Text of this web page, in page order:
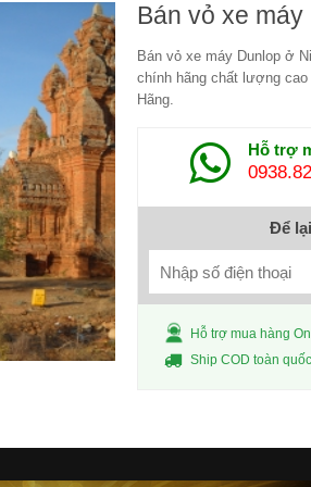
Bán vỏ xe
Bán vỏ xe máy Dunlop ở
chính hãng chất lượng
Hãng.
Hỗ trợ
Để
Hỗ trợ mua hàng
Ship COD toàn